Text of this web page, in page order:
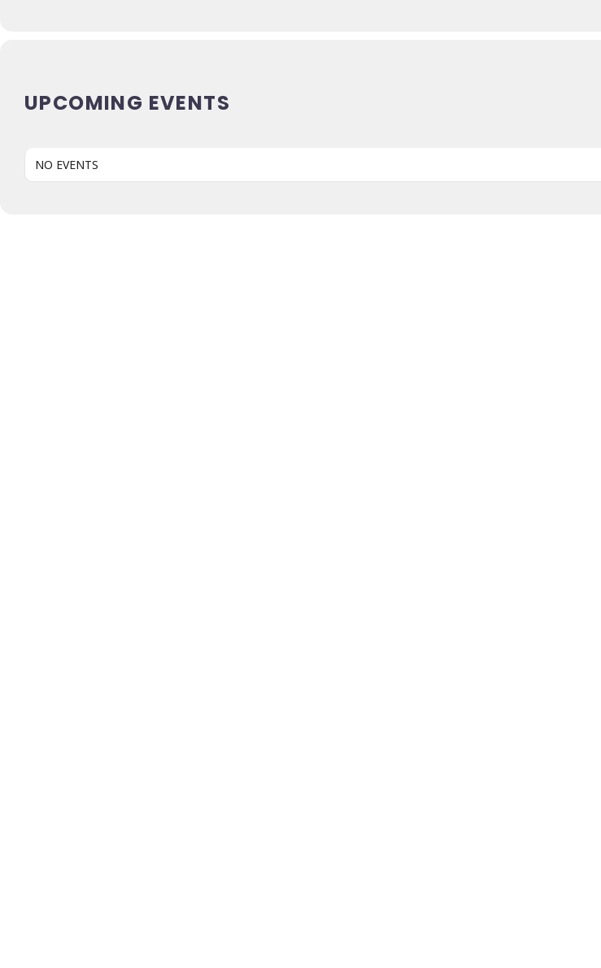
UPCOMING EVENTS
NO EVENTS